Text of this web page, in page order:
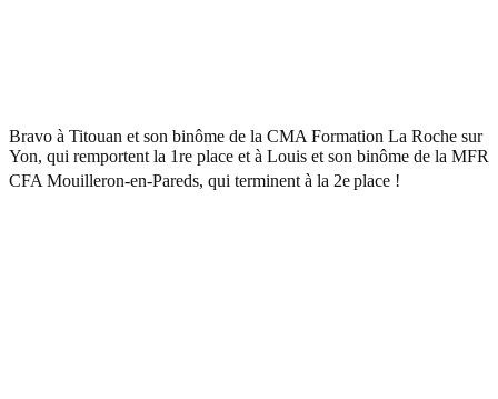
Bravo à Titouan et son binôme de la CMA Formation La Roche sur
Yon, qui remportent la 1re place et à Louis et son binôme de la MFR
CFA Mouilleron-en-Pareds, qui terminent à la 2eplace !